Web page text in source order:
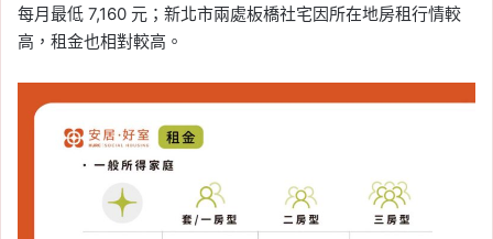
每月最低 7,160 元；新北市兩處板橋社宅因所在地房租行情較
高，租金也相對較高。